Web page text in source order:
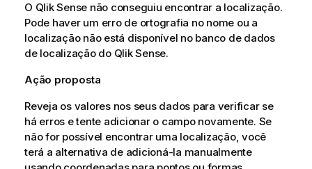
O Qlik Sense não conseguiu encontrar a localização.
Pode haver um erro de ortografia no nome ou a
localização não está disponível no banco de dados
de localização do Qlik Sense.
Ação proposta
Reveja os valores nos seus dados para verificar se
há erros e tente adicionar o campo novamente. Se
não for possível encontrar uma localização, você
terá a alternativa de adicioná-la manualmente